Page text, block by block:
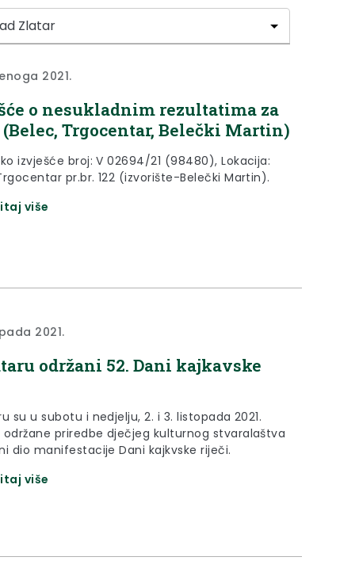
2021.
o nesukladnim rezultatima za
Trgocentar, Belečki Martin)
izvješće broj: V 02694/21 (98480), Lokacija:
pr.br. 122 (izvorište-Belečki Martin).
više
2021.
održani 52. Dani kajkavske
su u subotu i nedjelju, 2. i 3. listopada 2021.
održane priredbe dječjeg kulturnog stvaralaštva
dio manifestacije Dani kajkvske riječi.
više